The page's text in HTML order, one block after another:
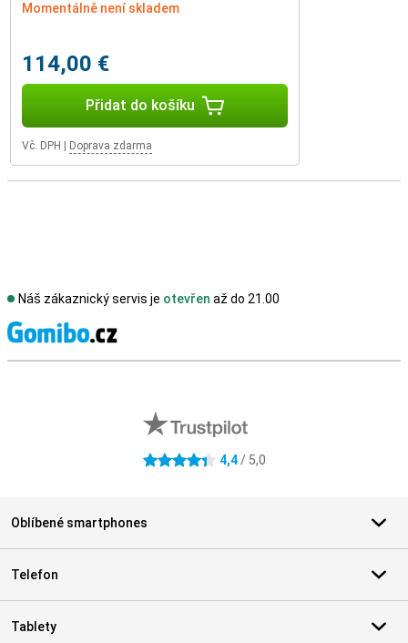
Momentálně není skladem
114,00 €
Přidat do košíku
Vč. DPH Doprava zdarma
Náš zákaznický servis je otevřen až do 21.00
4.4 hvězdičky4,4/ 5,0
Oblíbené smartphones
Telefon
Tablety